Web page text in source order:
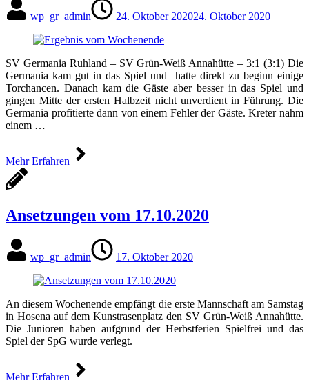
wp_gr_admin 24. Oktober 202024. Oktober 2020
SV Germania Ruhland – SV Grün-Weiß Annahütte – 3:1 (3:1) Die
Germania kam gut in das Spiel und hatte direkt zu beginn einige
Torchancen. Danach kam die Gäste aber besser in das Spiel und
gingen Mitte der ersten Halbzeit nicht unverdient in Führung. Die
Germania profitierte dann von einem Fehler der Gäste. Kreter nahm
einem …
Mehr Erfahren
Ansetzungen vom 17.10.2020
wp_gr_admin 17. Oktober 2020
An diesem Wochenende empfängt die erste Mannschaft am Samstag
in Hosena auf dem Kunstrasenplatz den SV Grün-Weiß Annahütte.
Die Junioren haben aufgrund der Herbstferien Spielfrei und das
Spiel der SpG wurde verlegt.
Mehr Erfahren